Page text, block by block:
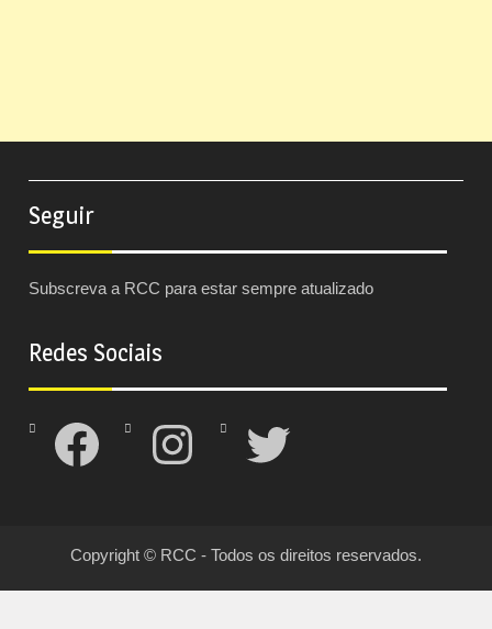
Seguir
Subscreva a RCC para estar sempre atualizado
Redes Sociais
Facebook Instagram Twitter
Copyright © RCC - Todos os direitos reservados.